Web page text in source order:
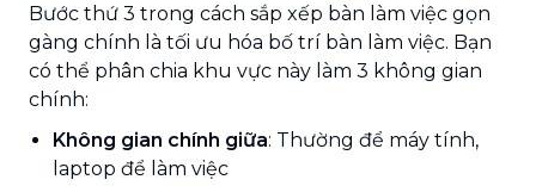
Bước thứ 3 trong cách sắp xếp bàn làm việc gọn
gàng chính là tối ưu hóa bố trí bàn làm việc. Bạn
có thể phân chia khu vực này làm 3 không gian
chính:
Không gian chính giữa: Thường để máy tính,
laptop để làm việc